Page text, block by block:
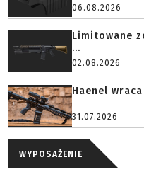
06.08.2026
Limitowane
...
02.08.2026
Haenel
31.07.2026
WYPOSAŻENIE